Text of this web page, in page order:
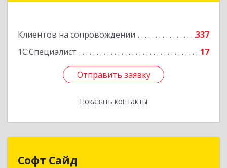
Клиентов на сопровождении
337
1С:Специалист
17
Отправить заявку
Показать контакты
Отправить заявку
Назад
Софт Сайд